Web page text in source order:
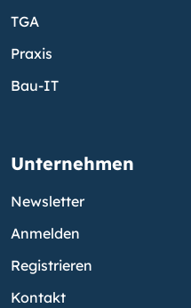
TGA
Praxis
Bau-IT
Unternehmen
Newsletter
Anmelden
Registrieren
Kontakt